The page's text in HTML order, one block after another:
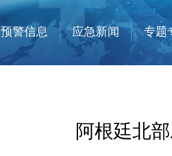
预警信息 应急新闻 专题
阿根廷北